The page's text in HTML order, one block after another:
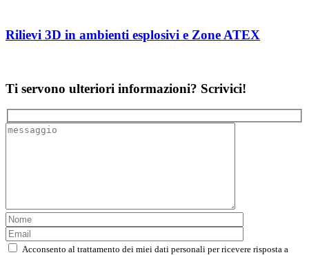
Rilievi 3D in ambienti esplosivi e Zone ATEX
Ti servono ulteriori informazioni? Scrivici!
Acconsento al trattamento dei miei dati personali per ricevere risposta a